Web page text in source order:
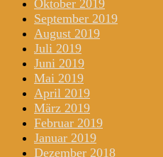
Oktober 2019
September 2019
August 2019
Juli 2019
Juni 2019
Mai 2019
April 2019
März 2019
Februar 2019
Januar 2019
Dezember 2018